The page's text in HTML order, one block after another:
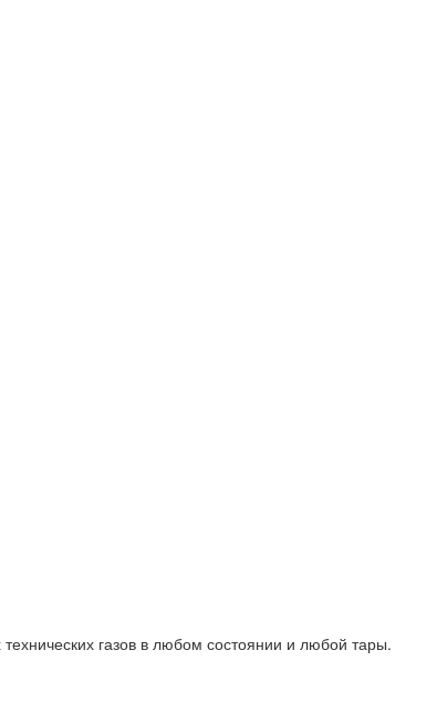
газов в любом состоянии и любой тары.